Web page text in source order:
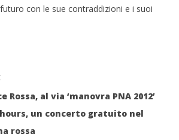
con le sue contraddizioni e i suoi
Rossa, al via ‘manovra PNA 2012’
un concerto gratuito nel
rossa